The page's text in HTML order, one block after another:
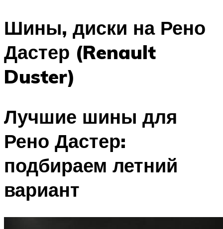
Шины, диски на Рено
Дастер (Renault
Duster)
Лучшие шины для
Рено Дастер:
подбираем летний
вариант